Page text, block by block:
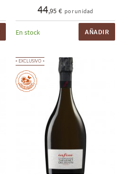
44,95 € por unidad
En stock AÑADIR
EXCLUSIVO